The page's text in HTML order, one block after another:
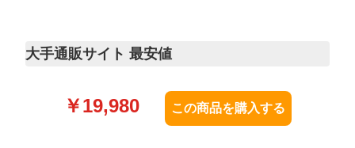
大手通販サイト 最安値
￥19,980